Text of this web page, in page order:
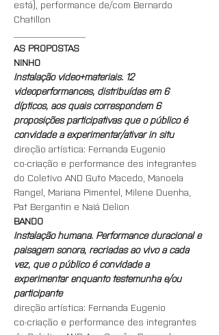
está), performance de/com Bernardo
Chatillon
AS PROPOSTAS
NINHO
Instalação video+materiais. 12
videoperformances, distribuídas em 6
dípticos, aos quais correspondem 6
proposições participativas que o público é
convidade a experimentar/ativar in situ
direção artística: Fernanda Eugenio
co-criação e performance des integrantes
do Coletivo AND Guto Macedo, Manoela
Rangel, Mariana Pimentel, Milene Duenha,
Pat Bergantin e Naiá Delion
BANDO
Instalação humana. Performance duracional e
paisagem sonora, recriadas ao vivo a cada
vez, que o público é convidade a
experimentar enquanto testemunha e/ou
participante
direção artística: Fernanda Eugenio
co-criação e performance des integrantes